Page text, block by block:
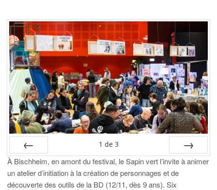
PRÉC
1 de 3
SUIV.
À Bischheim, en amont du festival, le Sapin vert l’invite à animer
un atelier d’initiation à la création de personnages et de
découverte des outils de la BD (12/11, dès 9 ans). Six